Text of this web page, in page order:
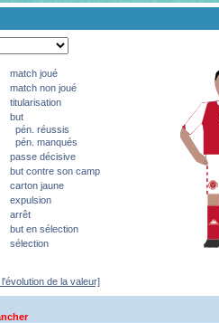
match joué
match non joué
titularisation
but
pén. réussis
pén. manqués
passe décisive
but contre son camp
carton jaune
expulsion
arrêt
but en sélection
sélection
de la valeur]